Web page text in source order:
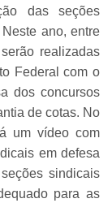
das seções
ano, entre
realizadas
Federal com o
dos concursos
de cotas. No
um vídeo com
em defesa
sindicais
para as